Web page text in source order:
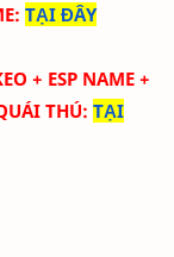
: TẠI ĐÂY
+ ESP NAME +
THÚ: TẠI